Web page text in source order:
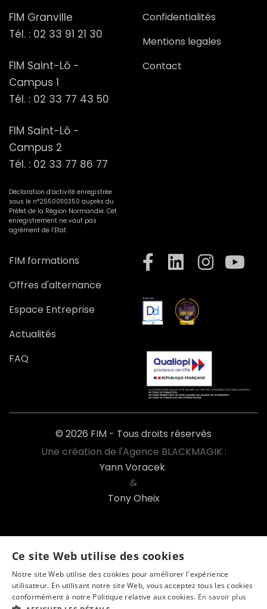
FIM Granville
Tél. : 02 33 91 21 30
FIM Saint-Lô -
Campus 1
Tél. : 02 33 77 43 50
FIM Saint-Lô -
Campus 2
Tél. : 02 33 77 86 77
Déclaration d’activité enregistrée
sous le n°25500110350 auprès du
Préfet de la Région Normandie. Cet
enregistrement ne vaut pas
agrément de l’Etat
Confidentialités
Mentions legales
Contact
FIM formations
Offres d'alternance
Espace Entreprise
Actualités
FAQ
© 2026 FIM - Tous droits réservés
Une création de l'Agence BLACKMAGIK :
Yann Voracek
&
Tony Oheix
Go FIM enquête
Ce site Web utilise des cookies
Notre site Web utilise des cookies pour améliorer l'expérience
utilisateur. En utilisant notre site Web, vous acceptez tous les cookies
conformément à notre Politique relative aux cookies. En savoir plus